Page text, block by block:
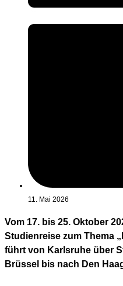
11. Mai 2026
Vom 17. bis 25. Oktober
Studienreise zum Thema
führt von Karlsruhe über
Brüssel bis nach Den